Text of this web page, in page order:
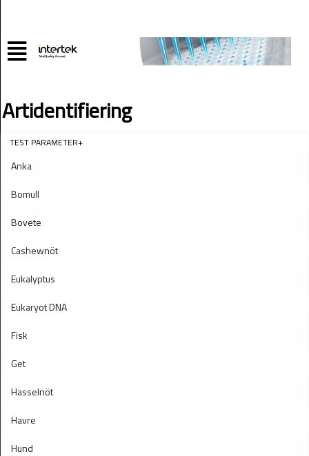
Artidentifiering
TEST PARAMETER+
Anka
Bomull
Bovete
Cashewnöt
Eukalyptus
Eukaryot DNA
Fisk
Get
Hasselnöt
Havre
Hund